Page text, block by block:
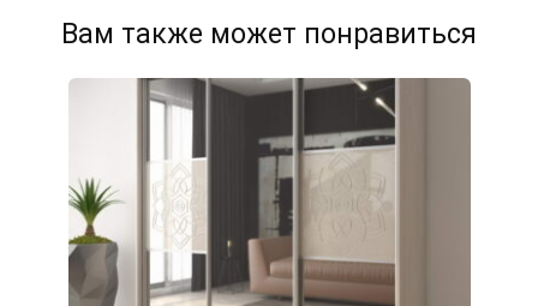
Вам также может понравиться